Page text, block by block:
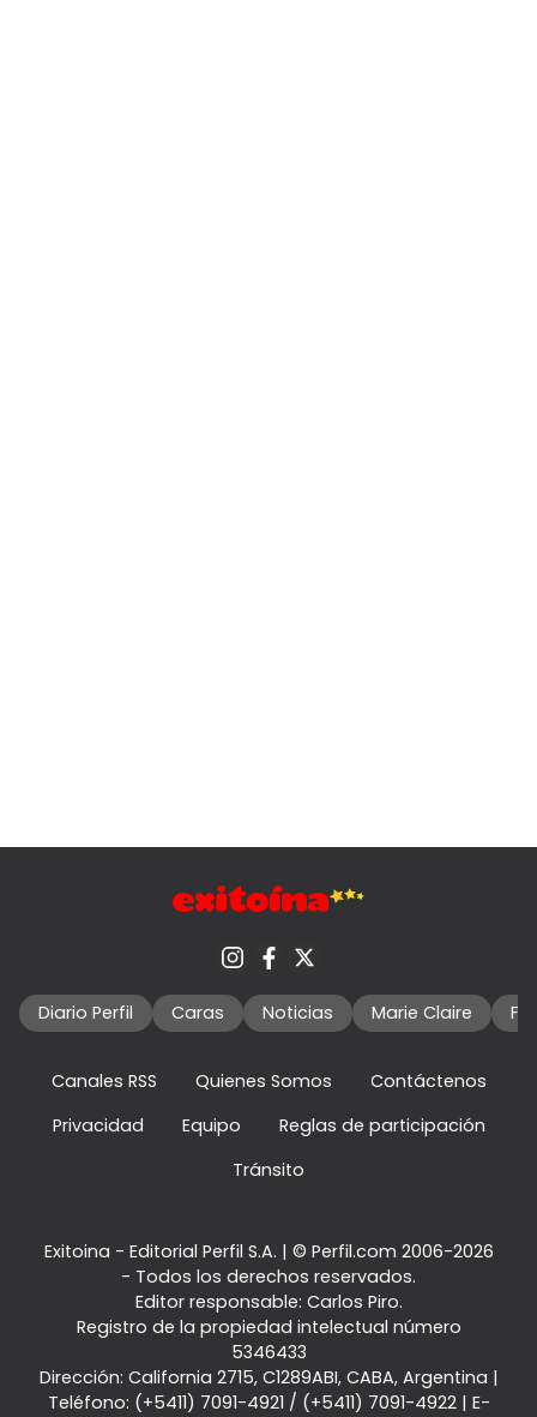
Diario Perfil Caras Noticias Marie Claire
Canales RSS Quienes Somos
Contáctenos
Privacidad
Equipo
Reglas de participación
Tránsito
Exitoina - Editorial Perfil S.A. | © Perfil.com 2006-2026
- Todos los derechos reservados.
Editor responsable: Carlos Piro.
Registro de la propiedad intelectual número
5346433
Dirección: California 2715, C1289ABI, CABA, Argentina |
Teléfono: (+5411) 7091-4921 / (+5411) 7091-4922| E-